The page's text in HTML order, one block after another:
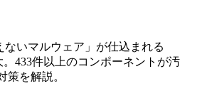
ないマルウェア」が仕込まれる
。433件以上のコンポーネントが汚
策を解説。